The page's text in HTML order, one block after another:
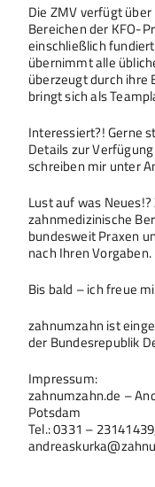
Die ZMV verfügt
Bereichen der KFO-
einschließlich
übernimmt alle
überzeugt durch ihre
bringt sich als
Interessiert?! Gerne
Details zur
schreiben mir unter
Lust auf was
zahnmedizinische
bundesweit Praxen
nach Ihren Vorgaben.
Bis bald – ich freue
zahnumzahn ist
der Bundesrepublik
Impressum:
zahnumzahn.de –
Potsdam
Tel.: 0331 –